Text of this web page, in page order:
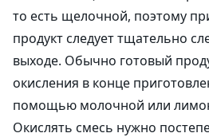
то есть щелочной, поэтому
продукт следует тщательно
выходе. Обычно готовый
окисления в конце
помощью молочной или
Окислять смесь нужно